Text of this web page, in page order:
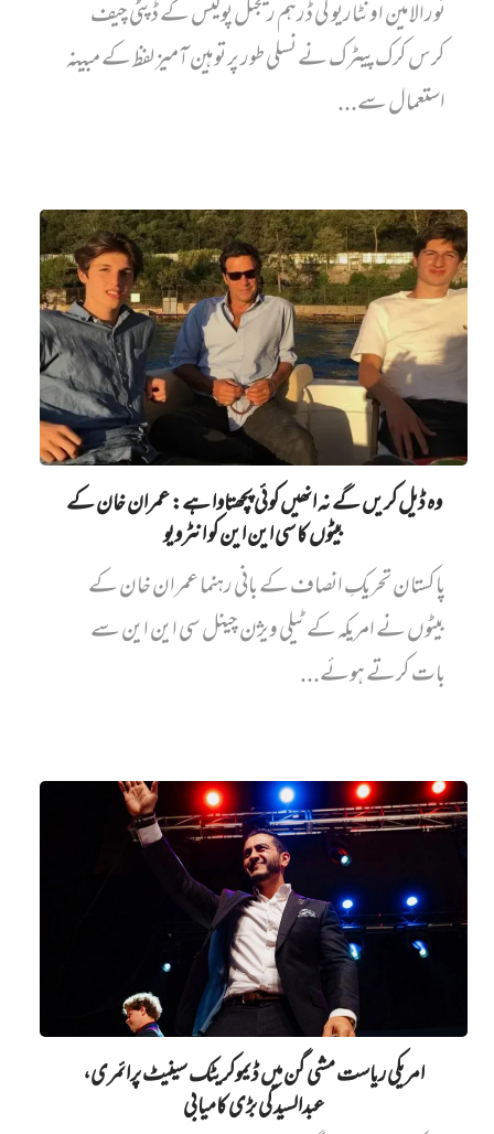
نورالامین اونٹاریو کی ڈرہم ریجنل پولیس کے ڈپٹی چیف
کرس کرک پیٹرک نے نسلی طور پر توہین آمیز لفظ کے مبینہ
استعمال سے...
وہ ڈیل کریں گے نہ انھیں کوئی پچھتاوا ہے: عمران خان کے
بیٹوں کا سی این این کو انٹرویو
پاکستان تحریکِ انصاف کے بانی رہنما عمران خان کے
بیٹوں نے امریکہ کے ٹیلی ویژن چینل سی این این سے
بات کرتے ہوئے...
امریکی ریاست مشی گن میں ڈیموکریٹک سینیٹ پرائمری،
عبدالسید کی بڑی کامیابی